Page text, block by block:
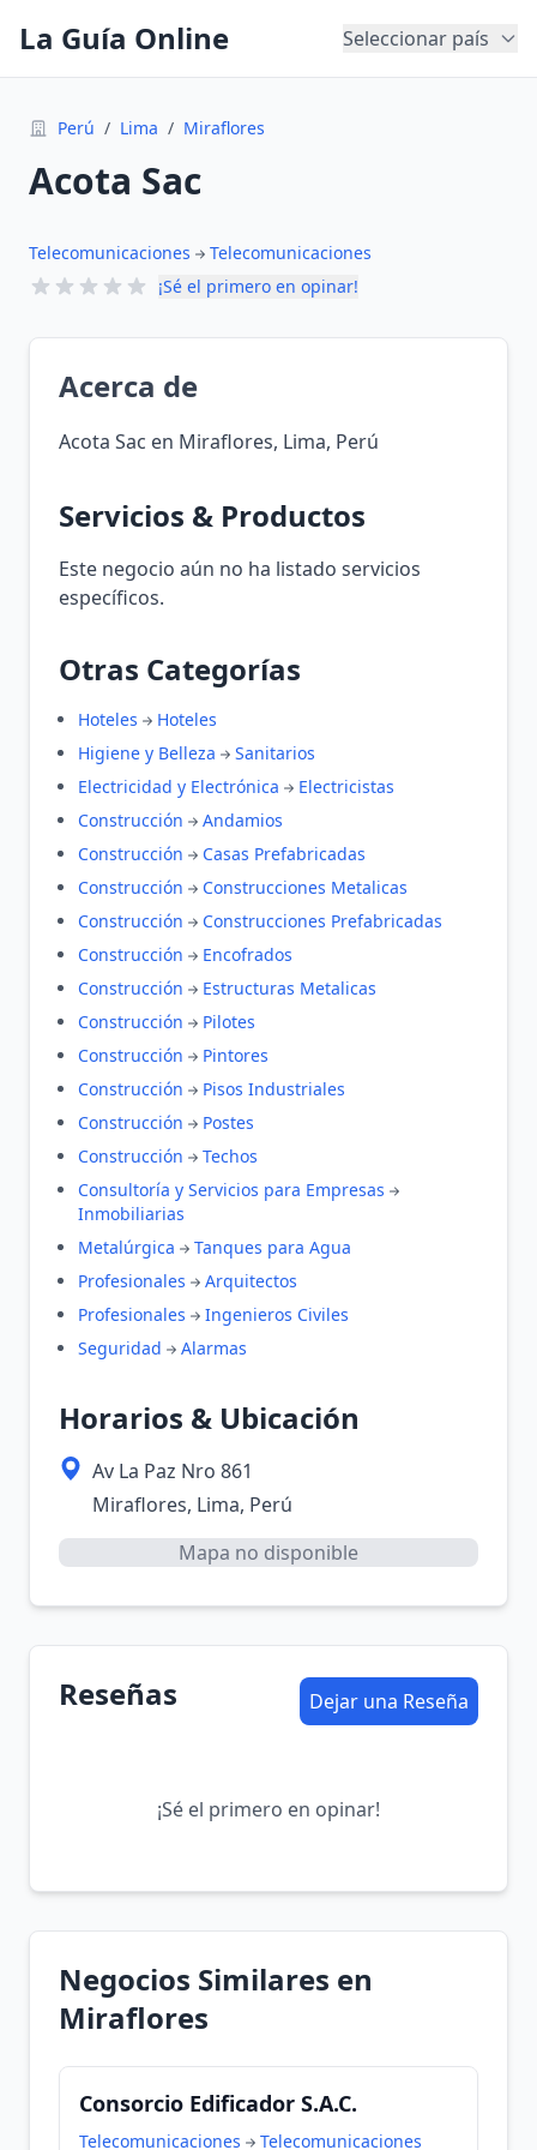
La Guía Online Seleccionar país
Perú / Lima / Miraflores
Acota Sac
Telecomunicaciones
Telecomunicaciones
¡Sé el primero en opinar!
Acerca de
Acota Sac en Miraflores, Lima, Perú
Servicios & Productos
Este negocio aún no ha listado servicios
específicos.
Otras Categorías
Hoteles
Hoteles
Higiene y Belleza
Sanitarios
Electricidad y Electrónica
Electricistas
Construcción
Andamios
Construcción
Casas Prefabricadas
Construcción
Construcciones Metalicas
Construcción
Construcciones Prefabricadas
Construcción
Encofrados
Construcción
Estructuras Metalicas
Construcción
Pilotes
Construcción
Pintores
Construcción
Pisos Industriales
Construcción
Postes
Construcción
Techos
Consultoría y Servicios para Empresas
Inmobiliarias
Metalúrgica
Tanques para Agua
Profesionales
Arquitectos
Profesionales
Ingenieros Civiles
Seguridad
Alarmas
Horarios & Ubicación
Av La Paz Nro 861
Miraflores, Lima, Perú
Mapa no disponible
Reseñas Dejar una Reseña
¡Sé el primero en opinar!
Negocios Similares en
Miraflores
Consorcio Edificador S.A.C.
Telecomunicaciones Telecomunicaciones